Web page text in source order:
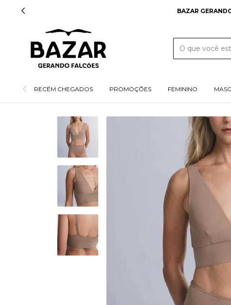
BAZAR GERANDO FALCÕES • 100% DO
RECÉM CHEGADOS PROMOÇÕES FEMININO